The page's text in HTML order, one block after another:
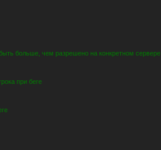
больше, чем разрешено на конкретном сервере
при беге